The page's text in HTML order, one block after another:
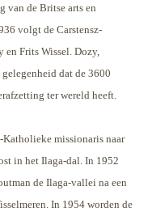
van de Britse arts en
volgt de Carstensz-
Frits Wissel. Dozy,
dat de 3600
ter wereld heeft.
Katholieke missionaris naar
in het Ilaga-dal. In 1952
de Ilaga-vallei na een
In 1954 worden de